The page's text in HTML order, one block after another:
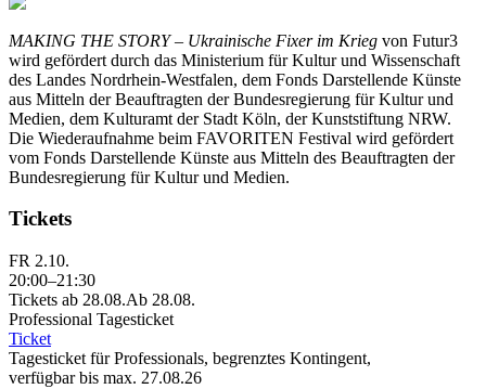
MAKING THE STORY – Ukrainische Fixer im Krieg von Futur3
wird gefördert durch das Ministerium für Kultur und Wissenschaft
des Landes Nordrhein-Westfalen, dem Fonds Darstellende Künste
aus Mitteln der Beauftragten der Bundesregierung für Kultur und
Medien, dem Kulturamt der Stadt Köln, der Kunststiftung NRW.
Die Wiederaufnahme beim FAVORITEN Festival wird gefördert
vom Fonds Darstellende Künste aus Mitteln des Beauftragten der
Bundesregierung für Kultur und Medien.
Tickets
FR 2.10.
20:00–21:30
Tickets ab 28.08.Ab 28.08.
Professional Tagesticket
Ticket
Tagesticket für Professionals, begrenztes Kontingent,
verfügbar bis max. 27.08.26